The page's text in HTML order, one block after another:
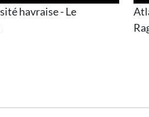
havraise - Le